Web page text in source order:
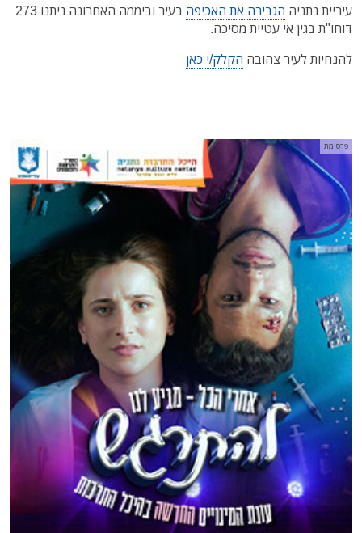
עיריית נתניה הגבירה את האכיפה
בעיר וביממה האחרונה ניתנו 273
דוחו"ת בגין אי עטיית מסיכה.
להנחיות לעיר צהובה הקלק/י כאן
פרסומת